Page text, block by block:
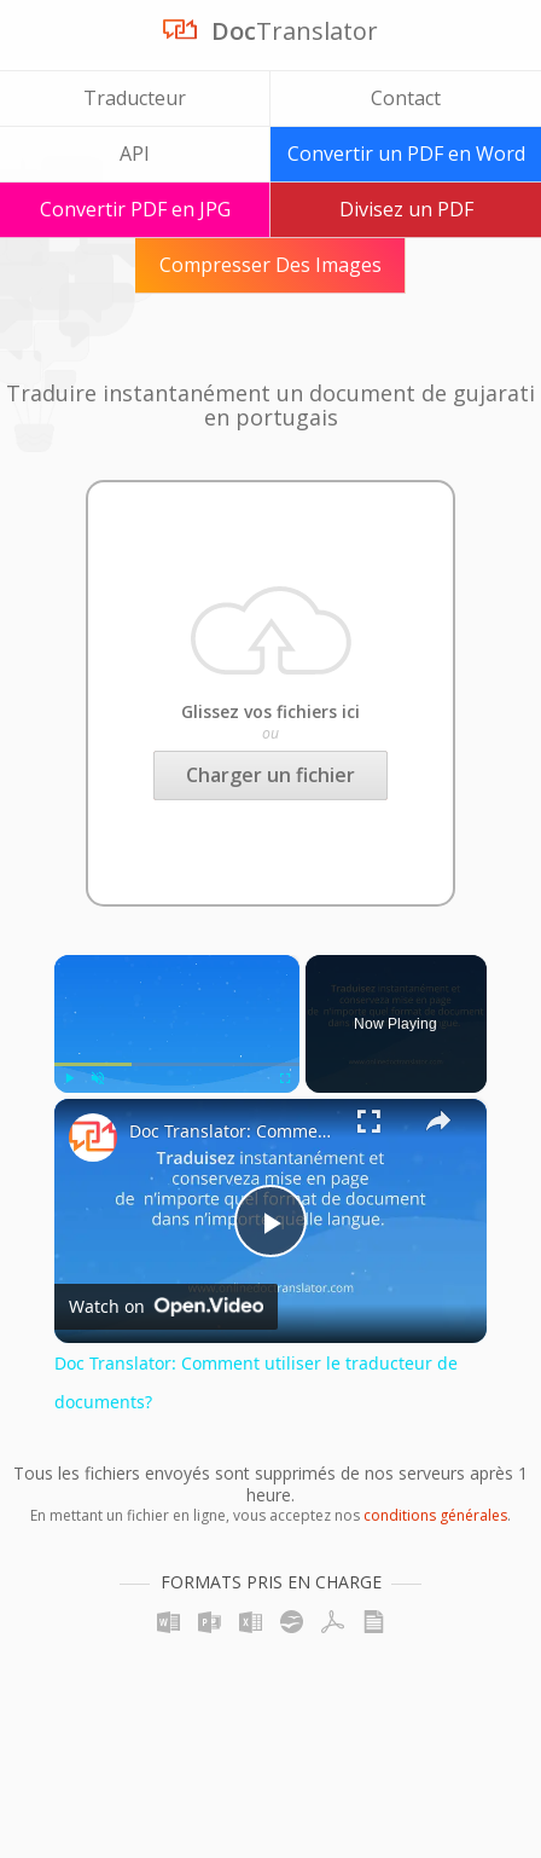
DocTranslator
Traducteur Contact
API Convertir un PDF en Word
Convertir PDF en JPG Divisez un PDF
Compresser Des Images
Traduire instantanément un document de gujarati
en portugais
Glissez vos fichiers ici
ou
Charger un fichier
×
Play Unmute Fullscreen
Now Playing
×
Play
Video
Doc Translator: Comment utiliser le traducteur de documents?
Watch on
Doc Translator: Comment utiliser le traducteur de
documents?
Tous les fichiers envoyés sont supprimés de nos serveurs après 1
heure.
En mettant un fichier en ligne, vous acceptez nos conditions générales.
FORMATS PRIS EN CHARGE